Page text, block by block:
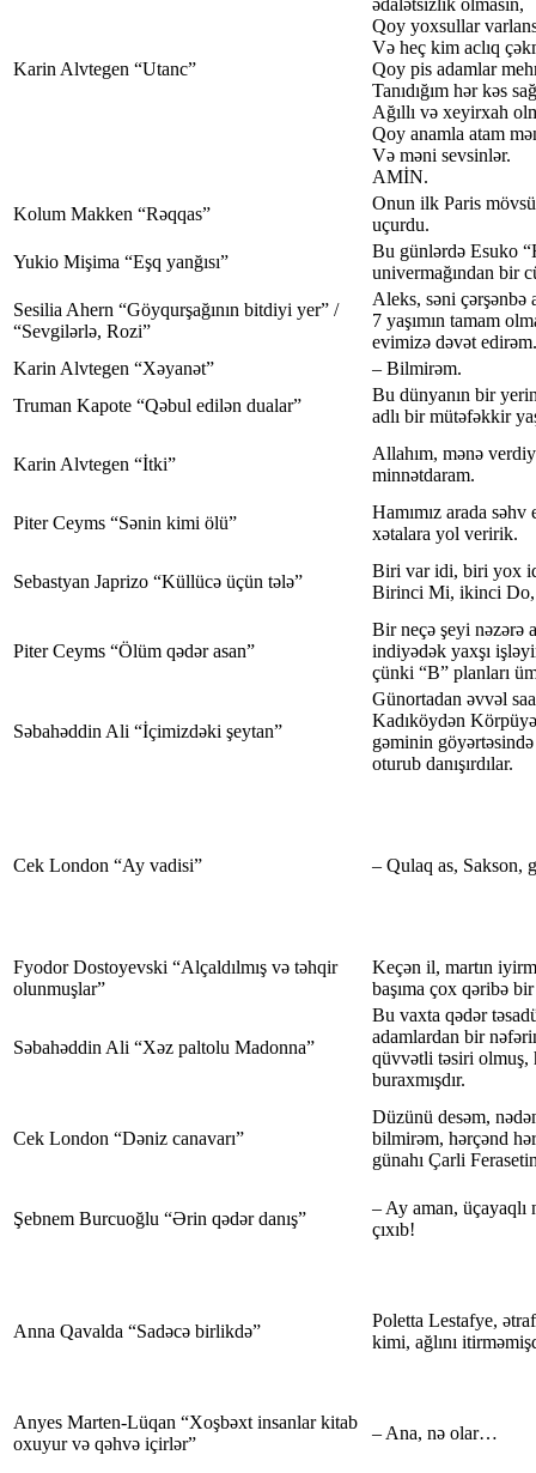
Karin Alvtegen “Utanc”
ədalətsizlik olmasın,
Qoy yoxsullar
Və heç kim aclıq
Qoy pis adamlar
Tanıdığım hər kəs
Ağıllı və xeyirxah
Qoy anamla atam
Və məni sevsinlər.
AMİN.
Kolum Makken “Rəqqas”
Onun ilk Paris
uçurdu.
Yukio Mişima “Eşq yanğısı”
Bu günlərdə Esuko
univermağından bir
Sesilia Ahern “Göyqurşağının bitdiyi yer” /
“Sevgilərlə, Rozi”
Aleks, səni çərşənbə
7 yaşımın tamam
evimizə dəvət edirəm.
Karin Alvtegen “Xəyanət”
– Bilmirəm.
Truman Kapote “Qəbul edilən dualar”
Bu dünyanın bir
adlı bir mütəfəkkir
Karin Alvtegen “İtki”
Allahım, mənə
minnətdaram.
Piter Ceyms “Sənin kimi ölü”
Hamımız arada
xətalara yol veririk.
Sebastyan Japrizo “Küllücə üçün tələ”
Biri var idi, biri yox
Birinci Mi, ikinci
Piter Ceyms “Ölüm qədər asan”
Bir neçə şeyi nəzərə
indiyədək yaxşı
çünki “B” planları
Səbahəddin Ali “İçimizdəki şeytan”
Günortadan əvvəl
Kadıköydən
gəminin
oturub danışırdılar.
Cek London “Ay vadisi” – Qulaq as, Sakson,
Fyodor Dostoyevski “Alçaldılmış və təhqir
olunmuşlar”
Keçən il, martın
başıma çox qəribə
Səbahəddin Ali “Xəz paltolu Madonna”
Bu vaxta qədər
adamlardan bir
qüvvətli təsiri olmuş,
buraxmışdır.
Cek London “Dəniz canavarı”
Düzünü desəm,
bilmirəm, hərçənd
günahı Çarli
Şebnem Burcuoğlu “Ərin qədər danış”
– Ay aman, üçayaqlı
çıxıb!
Anna Qavalda “Sadəcə birlikdə”
Poletta Lestafye,
kimi, ağlını
Anyes Marten-Lüqan “Xoşbəxt insanlar kitab
oxuyur və qəhvə içirlər”
– Ana, nə olar…